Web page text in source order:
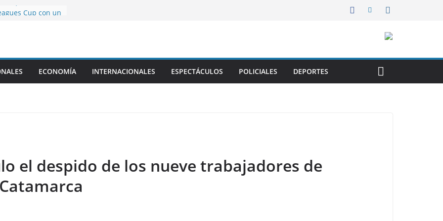
el Inter
Cup con un
la venta de
ECONOMÍA INTERNACIONALES ESPECTÁCULOS POLICIALES DEPORTES
el despido de los nueve trabajadores de